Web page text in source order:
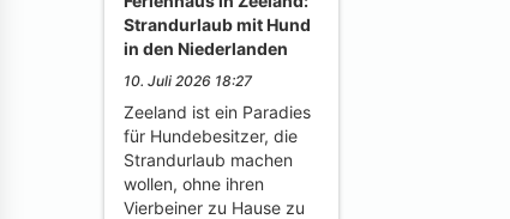
Strandurlaub mit Hund
in den Niederlanden
10. Juli 2026 18:27
Zeeland ist ein Paradies
für Hundebesitzer, die
Strandurlaub machen
wollen, ohne ihren
Vierbeiner zu Hause zu